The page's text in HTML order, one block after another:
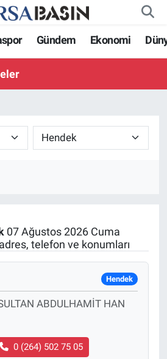
Gündem Ekonomi
07 Ağustos 2026 Cuma
telefon ve konumları
Hendek
ABDULHAMİT HAN
0 (264) 502 75 05
Haritası
ve Fikstür